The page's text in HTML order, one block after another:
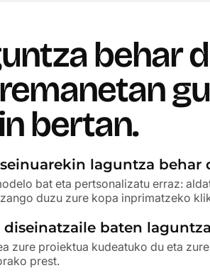
behar
bertan.
laguntza behar
bat eta pertsonalizatu erraz:
duzu zure kopa inprimatzeko
diseinatzaile baten
zure proiektua kudeatuko du eta
prest.